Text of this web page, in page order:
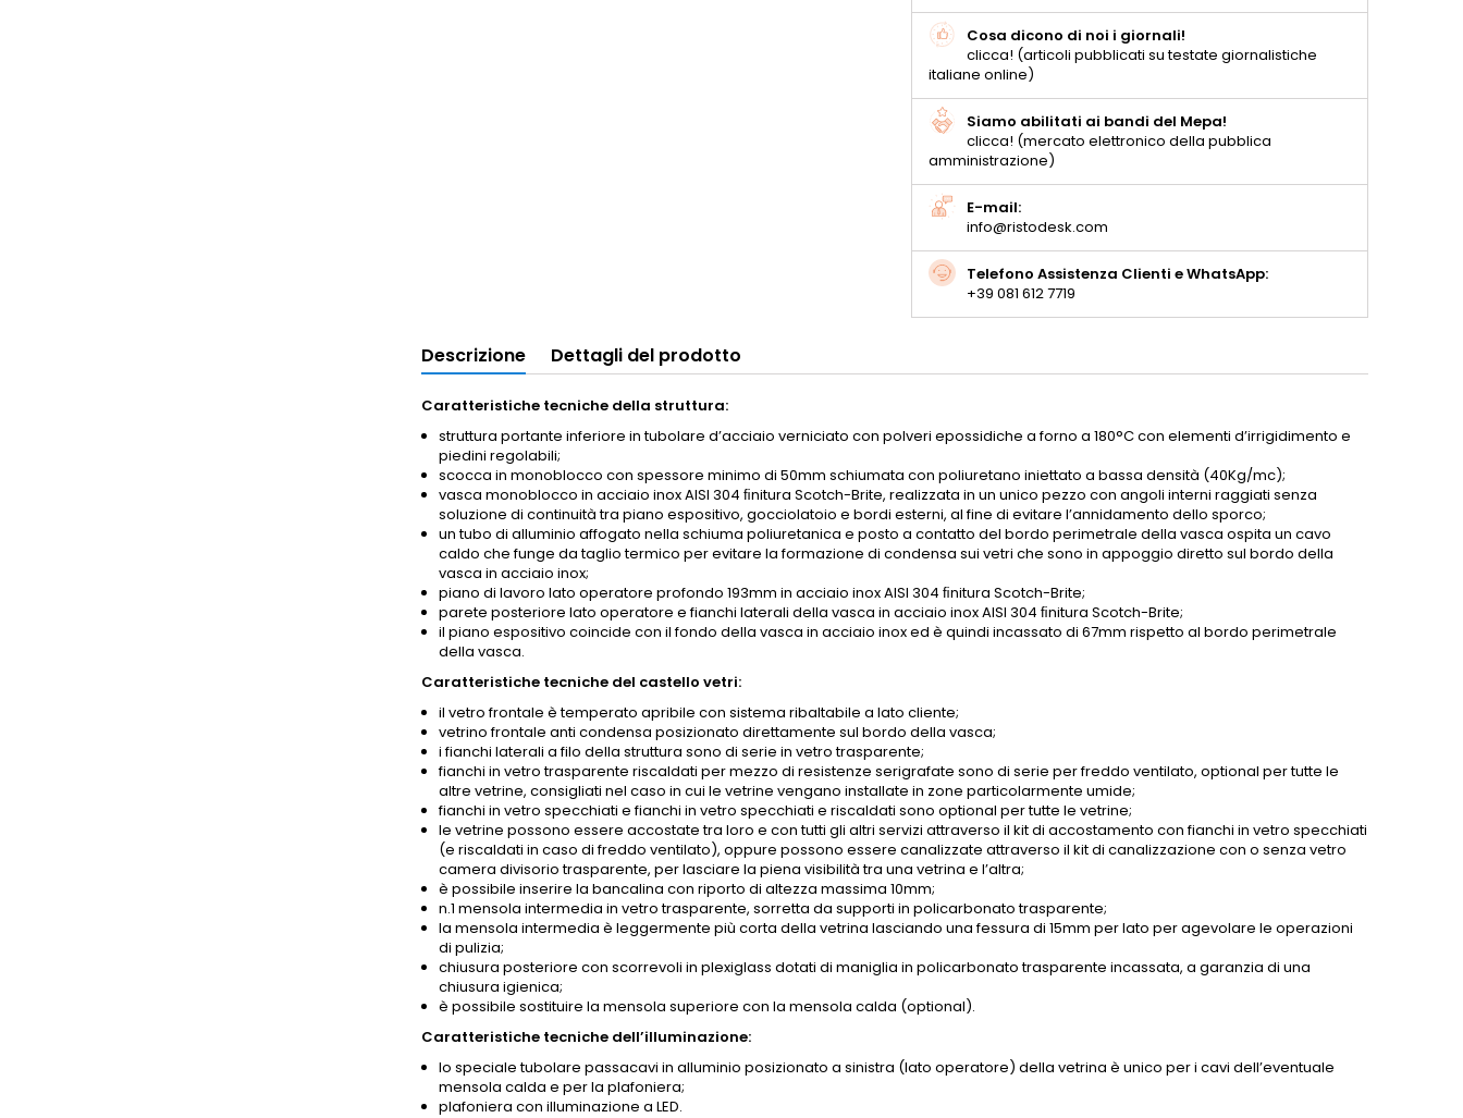
Cosa dicono di noi i giornali!
clicca! (articoli pubblicati su testate giornalistiche
italiane online)
Siamo abilitati ai bandi del Mepa!
clicca! (mercato elettronico della pubblica
amministrazione)
E-mail:
info@ristodesk.com
Telefono Assistenza Clienti e WhatsApp:
+39 081 612 7719
Descrizione Dettagli del prodotto
Caratteristiche tecniche della struttura:
struttura portante inferiore in tubolare d’acciaio verniciato con polveri epossidiche a forno a 180°C con elementi d’irrigidimento e
piedini regolabili;
scocca in monoblocco con spessore minimo di 50mm schiumata con poliuretano iniettato a bassa densità (40Kg/mc);
vasca monoblocco in acciaio inox AISI 304 ﬁnitura Scotch-Brite, realizzata in un unico pezzo con angoli interni raggiati senza
soluzione di continuità tra piano espositivo, gocciolatoio e bordi esterni, al fine di evitare l’annidamento dello sporco;
un tubo di alluminio affogato nella schiuma poliuretanica e posto a contatto del bordo perimetrale della vasca ospita un cavo
caldo che funge da taglio termico per evitare la formazione di condensa sui vetri che sono in appoggio diretto sul bordo della
vasca in acciaio inox;
piano di lavoro lato operatore profondo 193mm in acciaio inox AISI 304 ﬁnitura Scotch-Brite;
parete posteriore lato operatore e fianchi laterali della vasca in acciaio inox AISI 304 ﬁnitura Scotch-Brite;
il piano espositivo coincide con il fondo della vasca in acciaio inox ed è quindi incassato di 67mm rispetto al bordo perimetrale
della vasca.
Caratteristiche tecniche del castello vetri:
il vetro frontale è temperato apribile con sistema ribaltabile a lato cliente;
vetrino frontale anti condensa posizionato direttamente sul bordo della vasca;
i fianchi laterali a filo della struttura sono di serie in vetro trasparente;
fianchi in vetro trasparente riscaldati per mezzo di resistenze serigrafate sono di serie per freddo ventilato, optional per tutte le
altre vetrine, consigliati nel caso in cui le vetrine vengano installate in zone particolarmente umide;
fianchi in vetro specchiati e fianchi in vetro specchiati e riscaldati sono optional per tutte le vetrine;
le vetrine possono essere accostate tra loro e con tutti gli altri servizi attraverso il kit di accostamento con fianchi in vetro specchiati
(e riscaldati in caso di freddo ventilato), oppure possono essere canalizzate attraverso il kit di canalizzazione con o senza vetro
camera divisorio trasparente, per lasciare la piena visibilità tra una vetrina e l’altra;
è possibile inserire la bancalina con riporto di altezza massima 10mm;
n.1 mensola intermedia in vetro trasparente, sorretta da supporti in policarbonato trasparente;
la mensola intermedia è leggermente più corta della vetrina lasciando una fessura di 15mm per lato per agevolare le operazioni
di pulizia;
chiusura posteriore con scorrevoli in plexiglass dotati di maniglia in policarbonato trasparente incassata, a garanzia di una
chiusura igienica;
è possibile sostituire la mensola superiore con la mensola calda (optional).
Caratteristiche tecniche dell’illuminazione:
lo speciale tubolare passacavi in alluminio posizionato a sinistra (lato operatore) della vetrina è unico per i cavi dell’eventuale
mensola calda e per la plafoniera;
plafoniera con illuminazione a LED.